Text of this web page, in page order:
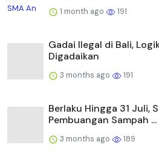
1 month ago 191
Gadai Ilegal di Bali,
Digadaikan
3 months ago 191
Berlaku Hingga 31 Juli,
Pembuangan Sampah ...
3 months ago 189